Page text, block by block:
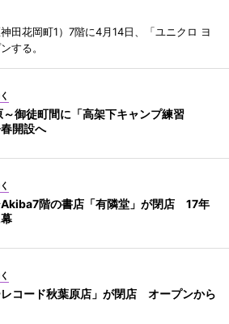
田花岡町1）7階に4月14日、「ユニクロ ヨ
する。
～御徒町間に「高架下キャンプ練習
開設へ
Akiba7階の書店「有隣堂」が閉店 17年
レコード秋葉原店」が閉店 オープンから